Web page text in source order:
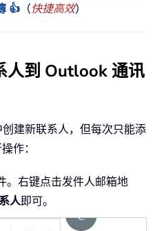
👍 （快捷高效）
人到 Outlook 通讯
建新联系人，但每次只能添
作：
。右键点击发件人邮箱地
人即可。